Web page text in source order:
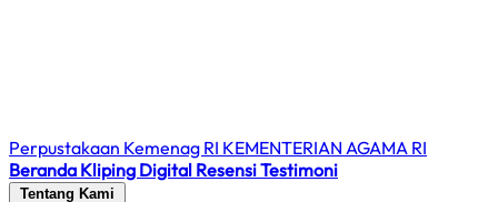
Perpustakaan Kemenag RI KEMENTERIAN AGAMA RI
Beranda Kliping Digital ResensiTestimoni
Tentang Kami